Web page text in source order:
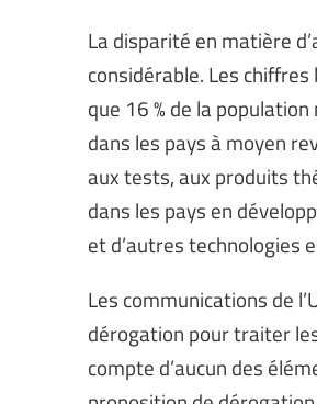
La disparité en matière
considérable. Les
que 16 % de la
dans les pays à moyen
aux tests, aux produits
dans les pays en
et d’autres technologies
Les communications de
dérogation pour traiter
compte d’aucun des